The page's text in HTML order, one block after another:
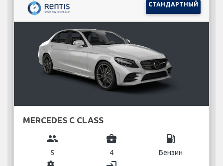
СТАНДАРТНЫЙ
MERCEDES C CLASS
group
5
business_center
4
local_gas_station
Бензин